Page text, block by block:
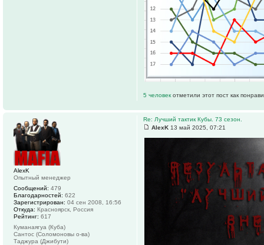
5 человек отметили этот пост как
Re: Лучший тактик Кубы. 73 сезон.
AlexK 13 май 2025, 07:21
AlexK
Опытный менеджер
Сообщений: 479
Благодарностей: 622
Зарегистрирован: 04 сен 2008, 16:56
Откуда: Красноярск, Россия
Рейтинг: 617
Куманаягуа (Куба)
Сантос (Соломоновы о-ва)
Таджура (Джибути)